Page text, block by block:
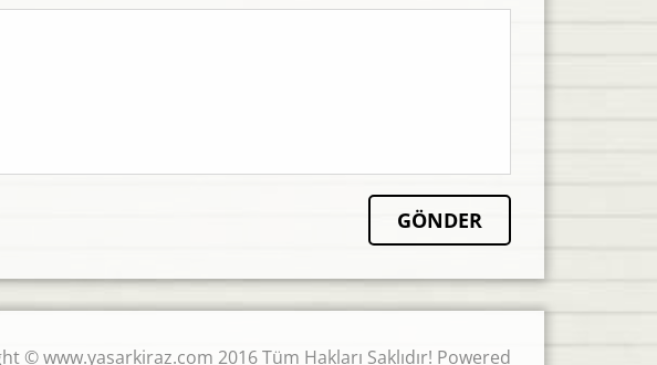
© www.yasarkiraz.com 2016 Tüm Hakları Saklıdır! Powered